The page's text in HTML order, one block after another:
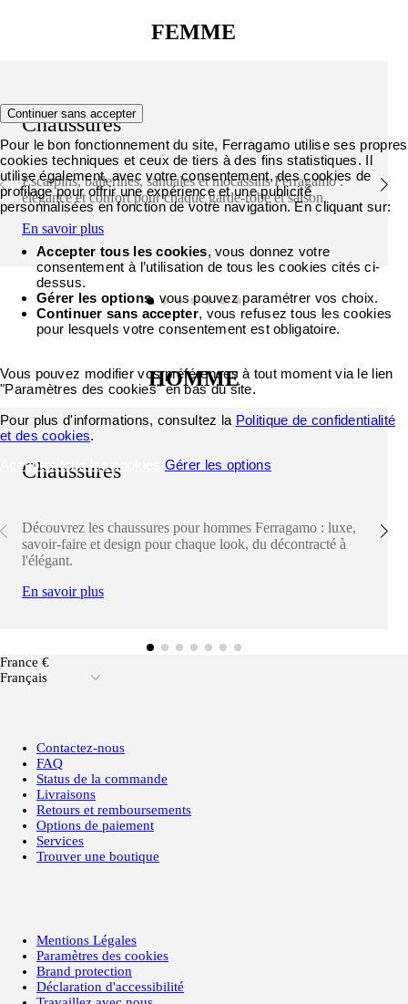
FEMME
Chaussures
Escarpins, ballerines, sandales et mocassins Ferragamo :
élégance et confort pour chaque garde-robe et saison.
En savoir plus
HOMME
Chaussures
Découvrez les chaussures pour hommes Ferragamo : luxe,
savoir-faire et design pour chaque look, du décontracté à
l'élégant.
En savoir plus
France €
Français
Contactez-nous
FAQ
Status de la commande
Livraisons
Retours et remboursements
Options de paiement
Services
Trouver une boutique
Mentions Légales
Paramètres des cookies
Brand protection
Déclaration d'accessibilité
Continuer sans accepter
Pour le bon fonctionnement du site, Ferragamo utilise ses propres
cookies techniques et ceux de tiers à des fins statistiques. Il
utilise également, avec votre consentement, des cookies de
profilage pour offrir une expérience et une publicité
personnalisées en fonction de votre navigation. En cliquant sur:
Accepter tous les cookies, vous donnez votre
consentement à l’utilisation de tous les cookies cités ci-
dessus.
Gérer les options, vous pouvez paramétrer vos choix.
Continuer sans accepter, vous refusez tous les cookies
pour lesquels votre consentement est obligatoire.
Vous pouvez modifier vos préférences à tout moment via le lien
"Paramètres des cookies" en bas du site.
Pour plus d'informations, consultez la Politique de confidentialité
et des cookies.
Accepter tous les cookies
Gérer les options